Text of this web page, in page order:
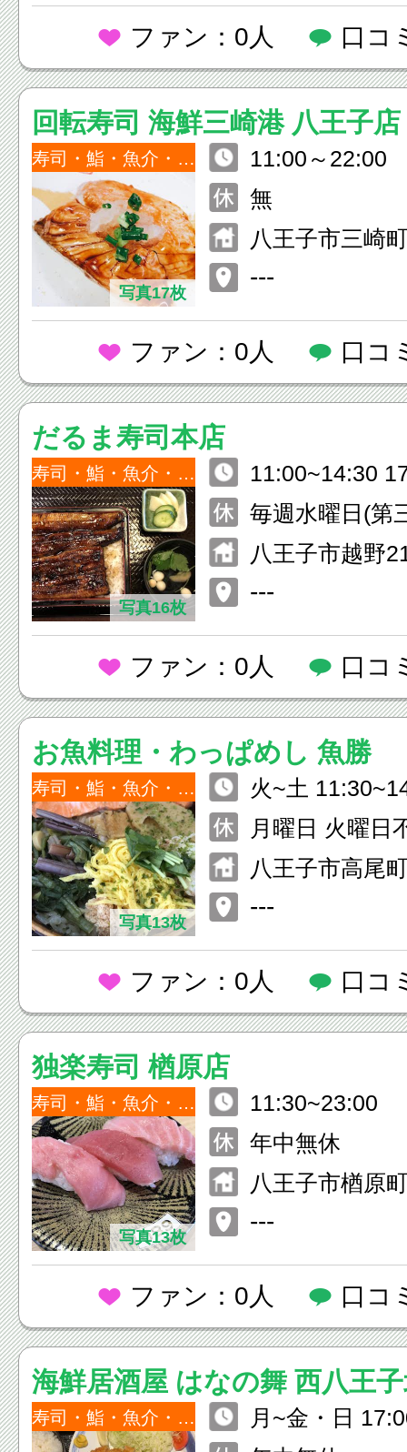
ファン：0人 口コ
回転寿司 海鮮三崎港 八王子店
寿司・鮨・魚介・海鮮
写真17枚
11:00～22:00
無
八王子市三崎
---
ファン：0人 口コ
だるま寿司本店
寿司・鮨・魚介・海鮮
写真16枚
11:00~14:30
毎週水曜日(第
八王子市越野
---
ファン：0人 口コ
お魚料理・わっぱめし 魚勝
寿司・鮨・魚介・海鮮
写真13枚
火~土
2:00 日・祝日 11:30~14:00 1
月曜日 火曜日
八王子市高尾
---
ファン：0人 口コ
独楽寿司 楢原店
寿司・鮨・魚介・海鮮
写真13枚
11:30~23:00
年中無休
八王子市楢原
---
ファン：0人 口コ
海鮮居酒屋 はなの舞 西八王
寿司・鮨・魚介・海鮮
月~金・日